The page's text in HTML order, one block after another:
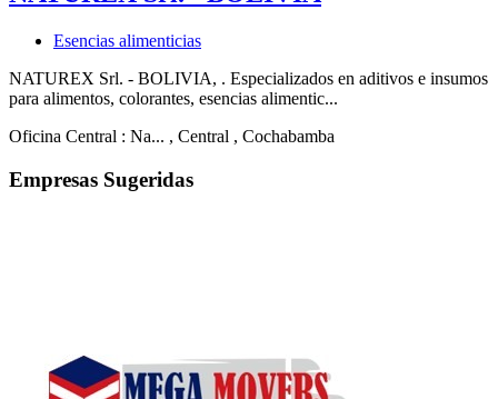
Esencias alimenticias
NATUREX Srl. - BOLIVIA, . Especializados en aditivos e insumos
para alimentos, colorantes, esencias alimentic...
Oficina Central : Na... , Central , Cochabamba
Empresas Sugeridas